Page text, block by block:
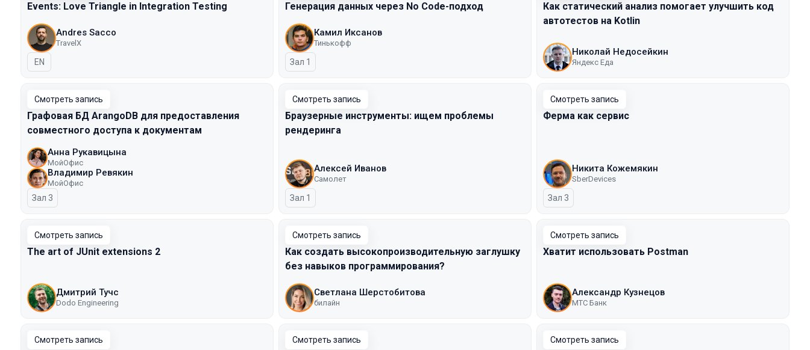
Events: Love Triangle in Integration Testing
Andres Sacco
TravelX
На английском языке
EN
Генерация данных через No Code-подход
Камил Иксанов
Тинькофф
Зал 1
Как статический анализ помогает улучшить код
автотестов на Kotlin
Николай Недосейкин
Яндекс Еда
Смотреть запись
Графовая БД ArangoDB для предоставления
совместного доступа к документам
Анна Рукавицына
МойОфис
Владимир Ревякин
МойОфис
Зал 3
Смотреть запись
Браузерные инструменты: ищем проблемы
рендеринга
Алексей Иванов
Самолет
Зал 1
Смотреть запись
Ферма как сервис
Никита Кожемякин
SberDevices
Зал 3
Смотреть запись
The art of JUnit extensions 2
Дмитрий Тучс
Dodo Engineering
Смотреть запись
Как создать высокопроизводительную заглушку
без навыков программирования?
Светлана Шерстобитова
билайн
Смотреть запись
Хватит использовать Postman
Александр Кузнецов
МТС Банк
Смотреть запись Смотреть запись Смотреть запись